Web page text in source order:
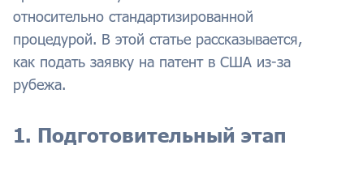
относительно стандартизированной
процедурой. В этой статье рассказывается,
как подать заявку на патент в США из-за
рубежа.
1. Подготовительный этап